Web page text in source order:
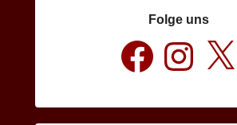
Folge uns
Facebook Instagram